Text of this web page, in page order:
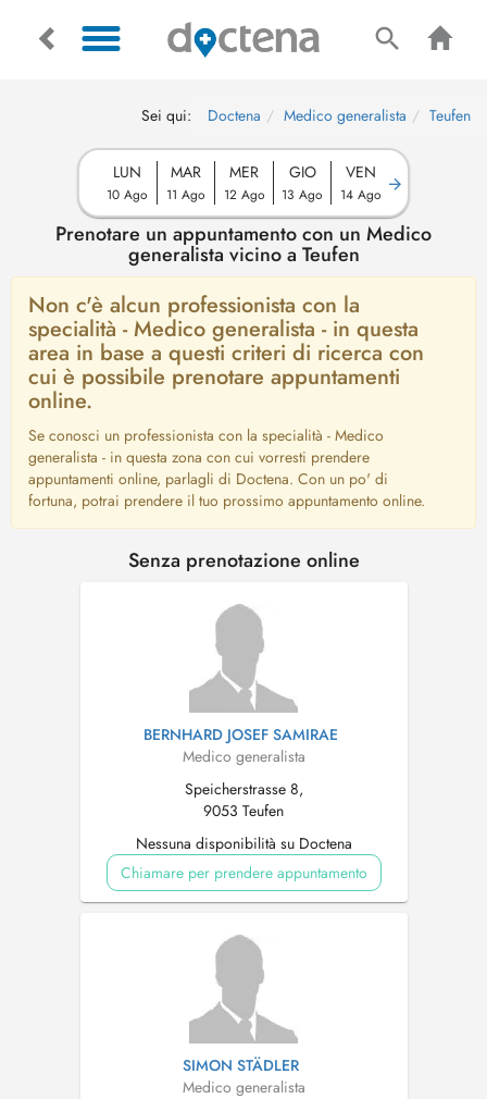
Sei qui: Doctena Medico generalista Teufen
LUN
10 Ago
MAR
11 Ago
MER
12 Ago
GIO
13 Ago
VEN
14 Ago
Prenotare un appuntamento con un Medico
generalista vicino a Teufen
Non c'è alcun professionista con la
specialità - Medico generalista - in questa
area in base a questi criteri di ricerca con
cui è possibile prenotare appuntamenti
online.
Se conosci un professionista con la specialità - Medico
generalista - in questa zona con cui vorresti prendere
appuntamenti online, parlagli di Doctena. Con un po' di
fortuna, potrai prendere il tuo prossimo appuntamento online.
Senza prenotazione online
BERNHARD JOSEF SAMIRAE
Medico generalista
Speicherstrasse 8,
9053 Teufen
Nessuna disponibilità su Doctena
Chiamare per prendere appuntamento
SIMON STÄDLER
Medico generalista